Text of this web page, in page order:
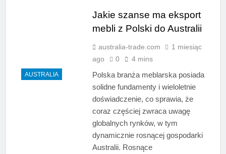
AUSTRALIA
Jakie szanse ma eksport
mebli z Polski do Australii
australia-trade.com
1 miesiąc
ago
0 4 mins
Polska branża meblarska posiada
solidne fundamenty i wieloletnie
doświadczenie, co sprawia, że
coraz częściej zwraca uwagę
globalnych rynków, w tym
dynamicznie rosnącej gospodarki
Australii. Rosnące